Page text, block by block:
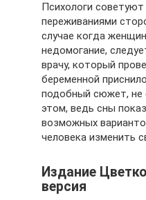
Психологи советуют
переживаниями
случае когда
недомогание,
врачу, который
беременной
подобный сюжет, не
этом, ведь сны
возможных
человека изменить
Издание
версия